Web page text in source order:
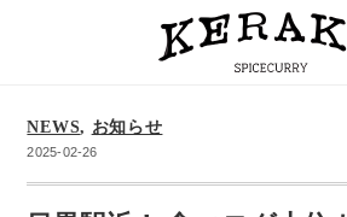
NEWS, お知らせ
2025-02-26